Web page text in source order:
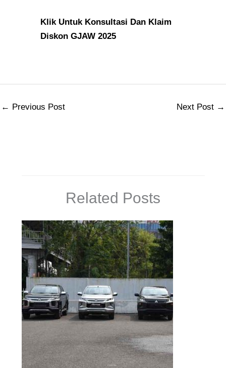
Klik Untuk Konsultasi Dan Klaim
Diskon GJAW 2025
← Previous Post Next Post →
Related Posts